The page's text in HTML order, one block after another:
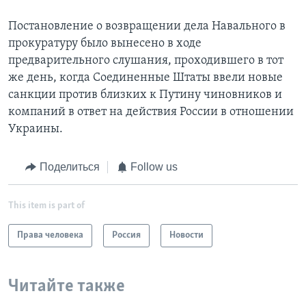
Постановление о возвращении дела Навального в
прокуратуру было вынесено в ходе
предварительного слушания, проходившего в тот
же день, когда Соединенные Штаты ввели новые
санкции против близких к Путину чиновников и
компаний в ответ на действия России в отношении
Украины.
Поделиться Follow us
This item is part of
Права человека Россия Новости
Читайте также